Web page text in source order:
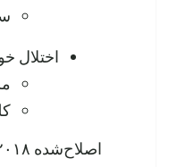
اختلال
اصلاح‌شده ۱۱/۲۰۱۸